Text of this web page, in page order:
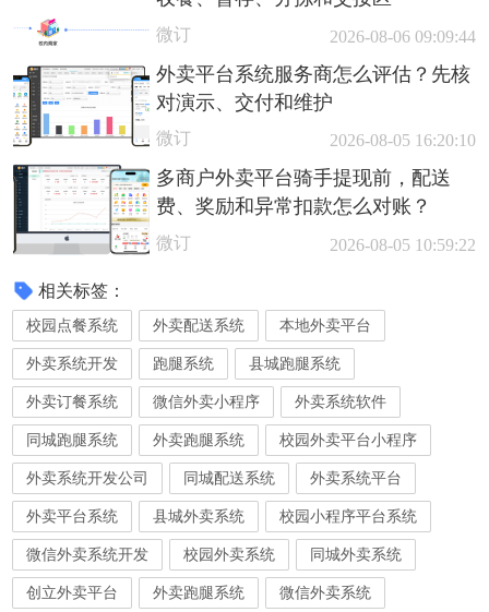
微订 2026-08-06 09:09:44
外卖平台系统服务商怎么评估？先核
对演示、交付和维护
微订 2026-08-05 16:20:10
多商户外卖平台骑手提现前，配送
费、奖励和异常扣款怎么对账？
微订 2026-08-05 10:59:22
相关标签：
校园点餐系统 外卖配送系统 本地外卖平台
外卖系统开发 跑腿系统 县城跑腿系统
外卖订餐系统 微信外卖小程序 外卖系统软件
同城跑腿系统 外卖跑腿系统 校园外卖平台小程序
外卖系统开发公司 同城配送系统 外卖系统平台
外卖平台系统 县城外卖系统 校园小程序平台系统
微信外卖系统开发 校园外卖系统 同城外卖系统
创立外卖平台 外卖跑腿系统 微信外卖系统